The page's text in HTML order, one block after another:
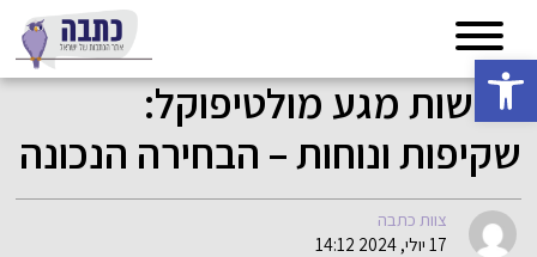
פתח סרגל נגישות
עדשות מגע מולטיפוקל:
שקיפות ונוחות – הבחירה הנכונה
צוות כתבה
17 יולי, 2024 14:12